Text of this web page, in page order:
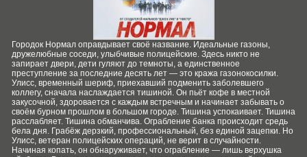
Городок Нормал оправдывает своё название. Идеальные газоны,
дружелюбные соседи, улыбчивые полицейские. Здесь никто не
запирает двери, дети гуляют до темноты, а единственное
преступление за последние десять лет — это кража газонокосилки.
Улисс, временный шериф, приехавший подменить заболевшего
коллегу, сначала наслаждается тишиной. Он пьёт кофе в местной
закусочной, здоровается с каждым встречным и начинает забывать о
своём бурном прошлом в большом городе. Тишина успокаивает. Тишина
расслабляет. Тишина обманчива. Ограбление банка происходит средь
бела дня. Грабёж дерзкий, профессиональный, без единой зацепки. Но
Улисс, ветеран полицейских операций, не верит в случайности.
Начиная копать, он обнаруживает, что ограбление — лишь верхушка